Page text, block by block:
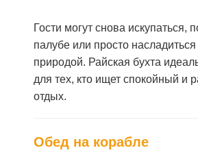
Гости могут снова искупаться,
палубе или просто
природой. Райская бухта
для тех, кто ищет спокойный и
отдых.
Обед на корабле